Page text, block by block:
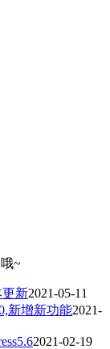
~
更新2021-05-11
新增新功能2021-
2021-02-19